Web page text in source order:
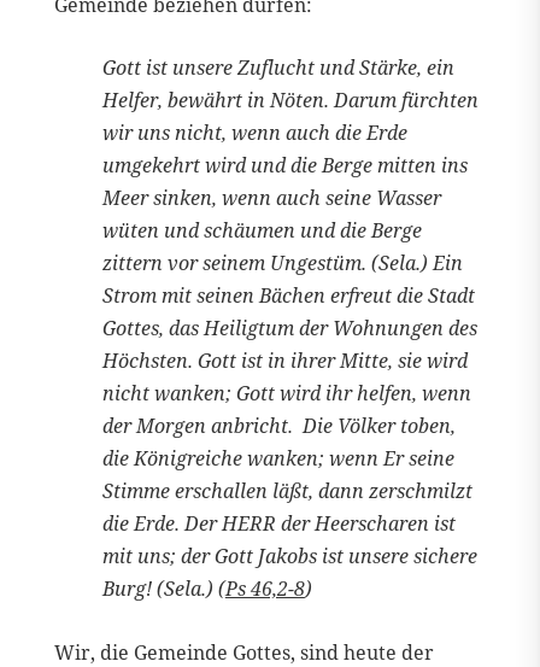
Gott ist unsere Zuflucht und Stärke, ein
Helfer, bewährt in Nöten. Darum fürchten
wir uns nicht, wenn auch die Erde
umgekehrt wird und die Berge mitten ins
Meer sinken, wenn auch seine Wasser
wüten und schäumen und die Berge
zittern vor seinem Ungestüm. (Sela.) Ein
Strom mit seinen Bächen erfreut die Stadt
Gottes, das Heiligtum der Wohnungen des
Höchsten. Gott ist in ihrer Mitte, sie wird
nicht wanken; Gott wird ihr helfen, wenn
der Morgen anbricht. Die Völker toben,
die Königreiche wanken; wenn Er seine
Stimme erschallen läßt, dann zerschmilzt
die Erde. Der HERR der Heerscharen ist
mit uns; der Gott Jakobs ist unsere sichere
Burg! (Sela.) (Ps 46,2-8)
Wir, die Gemeinde Gottes, sind heute der